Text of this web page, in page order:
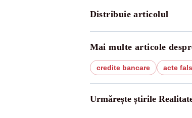
Distribuie articolul
Mai multe articole
credite bancare acte
Urmărește știrile